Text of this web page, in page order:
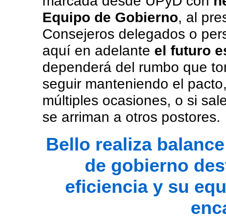
Equipo de Gobierno, al
Consejeros delegados o
aquí en adelante el futuro
dependerá del rumbo que
seguir manteniendo el
múltiples ocasiones, o si
se arriman a otros postores.
Bello realiza
de gobierno
eficiencia y su